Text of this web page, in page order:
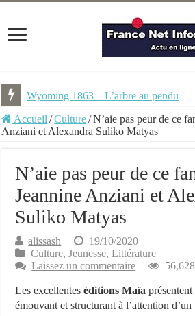
Wyoming 1863 – L’arbre au pendu
Accueil /Culture/N’aie pas peur de ce
Anziani et Alexandra Suliko Matyas
N’aie pas peur de ce
Jeannine Anziani et
Suliko Matyas
alissash
19/10/2020
Culture,Jeunesse,Littérature
Laissez un commentaire
Les excellenteséditions Maïa
émouvant et structurant à l’attention